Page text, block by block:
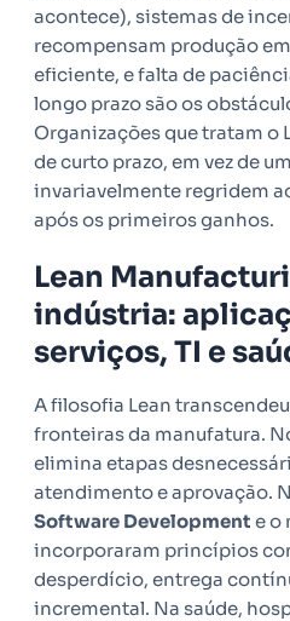
acontece), sistemas de
recompensam produção
eficiente, e falta de
longo prazo são os
Organizações que tratam o
de curto prazo, em vez de
invariavelmente regridem
após os primeiros ganhos.
Lean
indústria:
serviços, TI e
A filosofia Lean
fronteiras da manufatura.
elimina etapas
atendimento e aprovação.
Software Development e o
incorporaram princípios
desperdício, entrega
incremental. Na saúde,